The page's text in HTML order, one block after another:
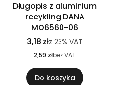
Długopis z aluminium
recykling DANA
MO6560-06
3,18 złz 23% VAT
2,59 złbez VAT
Do koszyka